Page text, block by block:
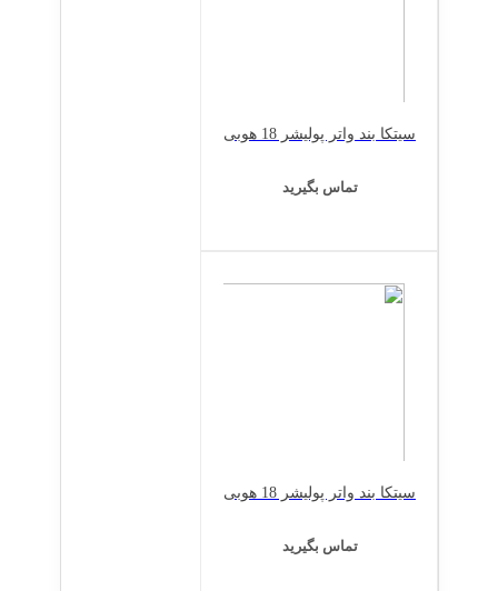
سیتکا بند واتر پولیشر 18 هوبی
تماس بگیرید
سیتکا بند واتر پولیشر 18 هوبی
تماس بگیرید